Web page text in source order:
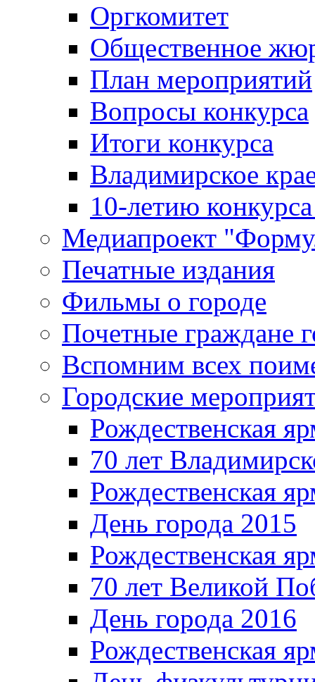
Оргкомитет
Общественное
План мероприятий
Вопросы конкурса
Итоги конкурса
Владимирское
10-летию
Медиапроект
Печатные издания
Фильмы о городе
Почетные граждане
Вспомним всех
Городские
Рождественская
70 лет
Рождественская
День города 2015
Рождественская
70 лет Великой
День города 2016
Рождественская